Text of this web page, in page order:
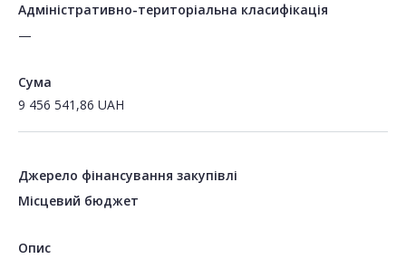
Адміністративно-територіальна класифікація
—
Сума
9 456 541,86 UAH
Джерело фінансування закупівлі
Місцевий бюджет
Опис